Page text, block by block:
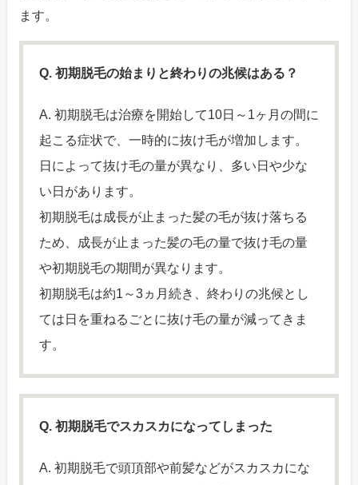
ます。
Q. 初期脱毛の始まりと終わりの兆候はある？
A. 初期脱毛は治療を開始して10日～1ヶ月の間に
起こる症状で、一時的に抜け毛が増加します。
日によって抜け毛の量が異なり、多い日や少な
い日があります。
初期脱毛は成長が止まった髪の毛が抜け落ちる
ため、成長が止まった髪の毛の量で抜け毛の量
や初期脱毛の期間が異なります。
初期脱毛は約1～3ヵ月続き、終わりの兆候とし
ては日を重ねるごとに抜け毛の量が減ってきま
す。
Q. 初期脱毛でスカスカになってしまった
A. 初期脱毛で頭頂部や前髪などがスカスカにな